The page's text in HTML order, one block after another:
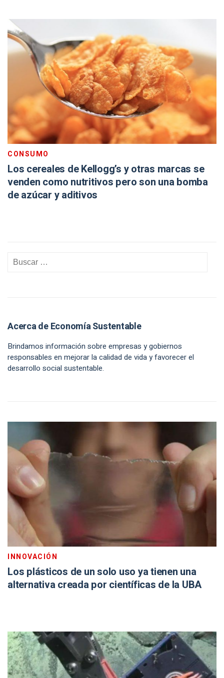
CONSUMO
Los cereales de Kellogg’s y otras marcas se
venden como nutritivos pero son una bomba
de azúcar y aditivos
Acerca de Economía Sustentable
Brindamos información sobre empresas y gobiernos
responsables en mejorar la calidad de vida y favorecer el
desarrollo social sustentable.
INNOVACIÓN
Los plásticos de un solo uso ya tienen una
alternativa creada por científicas de la UBA